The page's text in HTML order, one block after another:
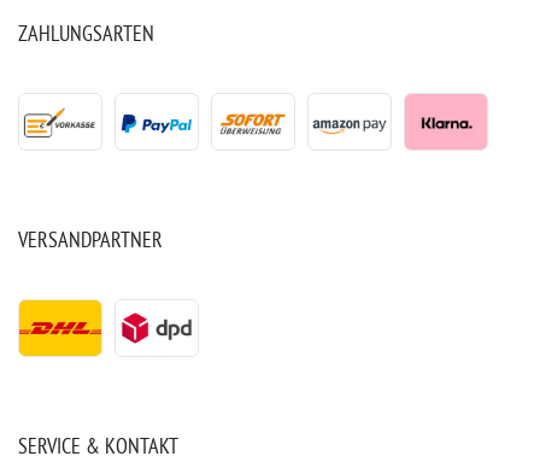
ZAHLUNGSARTEN
VERSANDPARTNER
SERVICE & KONTAKT